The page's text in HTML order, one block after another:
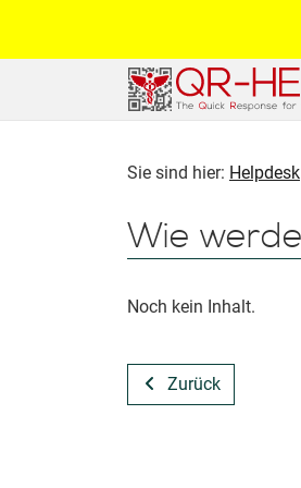
Sie sind hier: Helpdesk
Wie
Noch kein Inhalt.
Zurück